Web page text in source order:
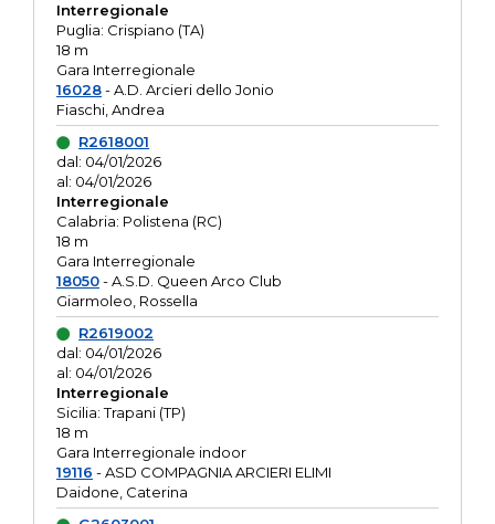
Interregionale
Puglia: Crispiano (TA)
18 m
Gara Interregionale
16028- A.D. Arcieri dello Jonio
Fiaschi, Andrea
R2618001
dal: 04/01/2026
al: 04/01/2026
Interregionale
Calabria: Polistena (RC)
18 m
Gara Interregionale
18050- A.S.D. Queen Arco Club
Giarmoleo, Rossella
R2619002
dal: 04/01/2026
al: 04/01/2026
Interregionale
Sicilia: Trapani (TP)
18 m
Gara Interregionale indoor
19116 - ASD COMPAGNIA ARCIERI ELIMI
Daidone, Caterina